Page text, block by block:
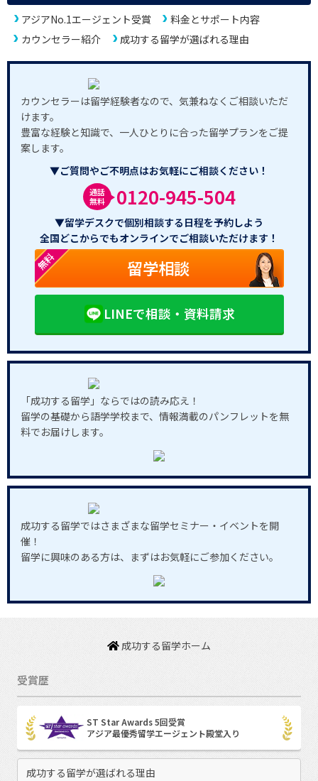
アジアNo.1エージェント受賞
料金とサポート内容
カウンセラー紹介
成功する留学が選ばれる理由
カウンセラーは留学経験者なので、気兼ねなくご相談いただ
けます。
豊富な経験と知識で、一人ひとりに合った留学プランをご提
案します。
▼ご質問やご不明点はお気軽にご相談ください！
通話
無料
0120-945-504
▼留学デスクで個別相談する日程を予約しよう
全国どこからでもオンラインでご相談いただけます！
無料 留学相談
LINEで相談・資料請求
「成功する留学」ならではの読み応え！
留学の基礎から語学学校まで、情報満載のパンフレットを無
料でお届けします。
成功する留学ではさまざまな留学セミナー・イベントを開
催！
留学に興味のある方は、まずはお気軽にご参加ください。
成功する留学ホーム
受賞歴
ST Star Awards 5回受賞
アジア最優秀留学エージェント殿堂入り
成功する留学が選ばれる理由